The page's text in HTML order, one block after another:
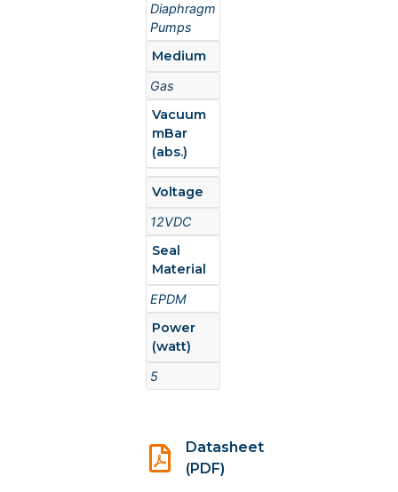
Diaphragm
Pumps
Medium
Gas
Vacuum
mBar
(abs.)
Voltage
12VDC
Seal
Material
EPDM
Power
(watt)
5
Datasheet
(PDF)